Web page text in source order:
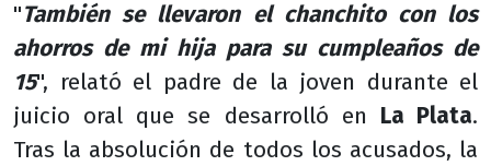
"También se llevaron el chanchito con los
ahorros de mi hija para su cumpleaños de
15", relató el padre de la joven durante el
juicio oral que se desarrolló en La Plata.
Tras la absolución de todos los acusados, la